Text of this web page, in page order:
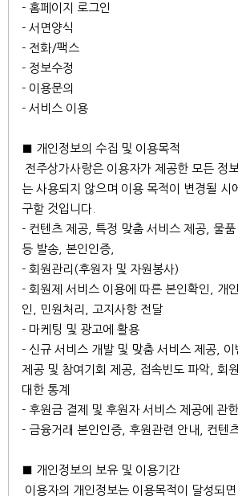
- 홈페이지 로그인
- 서면양식
- 전화/팩스
- 정보수정
- 이용문의
- 서비스 이용
■ 개인정보의 수집 및 이용목적
전주상가사랑은 이용자가 제공한 모든 정
는 사용되지 않으며 이용 목적이 변경될 시
구할 것입니다.
- 컨텐츠 제공, 특정 맞춤 서비스 제공, 물품
등 발송, 본인인증,
- 회원관리(후원자 및 자원봉사)
- 회원제 서비스 이용에 따른 본인확인, 개
인, 민원처리, 고지사항 전달
- 마케팅 및 광고에 활용
- 신규 서비스 개발 및 맞춤 서비스 제공,
제공 및 참여기회 제공, 접속빈도 파악, 회
대한 통계
- 후원금 결제 및 후원자 서비스 제공에 관
- 금융거래 본인인증, 후원관련 안내, 컨텐
■ 개인정보의 보유 및 이용기간
이용자의 개인정보는 이용목적이 달성되